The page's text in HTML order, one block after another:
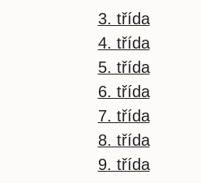
3. třída
4. třída
5. třída
6. třída
7. třída
8. třída
9. třída